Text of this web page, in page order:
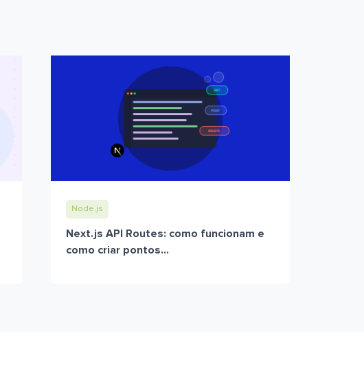
Node.js
Next.js API Routes: como funcionam e
como criar pontos...